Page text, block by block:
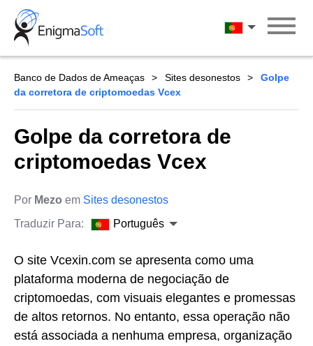
Skip
content
Português
Banco de Dados de Ameaças Sites desonestos
Golpe
da corretora de criptomoedas Vcex
Golpe da corretora de
criptomoedas Vcex
Por Mezo em Sites desonestos
Traduzir Para:
Português
O site Vcexin.com se apresenta como uma
plataforma moderna de negociação de
criptomoedas, com visuais elegantes e promessas
de altos retornos. No entanto, essa operação não
está associada a nenhuma empresa, organização